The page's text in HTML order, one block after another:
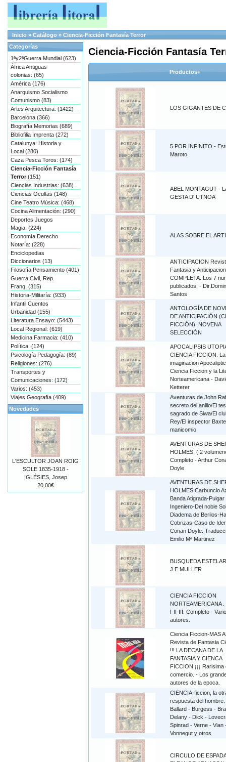
Inicio » Catálogo » Ciencia-Ficción Fantasía Terror
Ciencia-Ficción Fantasía
Productos+
LOS GIGANTES DE
5 POR INFINITO -
Maroto
ABEL MONTAGUT -
GESTA D' UTNOA
ALAS SOBRE EL
ANTICIPACION
Fantasia y
COMPLETA. Los 7
publicados. -
Santos
ANTOLOGÍA DE
DE ANTICIPACIÓN
FICCIÓN). NOVENA
SELECCIÓN
APOCALIPSIS
CIENCIA FICCION. La
imaginacion
Ciencia Ficcion y la
Norteamericana -
Ketterer
Aventuras de John
secreto del anillo/El
sagrado de Siwa/El
Rey/El inspector
manicomio.
AVENTURAS DE
HOLMES. ( 2
Completo - Arthur
Doyle
AVENTURAS DE
HOLMES:Carbuncio
Banda Atigrada-Pulgar
Ingeniero-Del noble
Diadema de Berilos-
Cobrizas-Caso de
Conan Doyle.
Emilio Mª Martinez
BUSQUEDA
J.E.MULLER
CIENCIA FICCION
NORTEAMERICANA .
I-II-III. Completo -
autores.
Ciencia Ficcion-MAS
Revista de Fantasia
!!! LA DECANA DE LA
FANTASIA Y CIENCA
FICCION ¡¡¡ Rarisima
comercio. - Los
autores de la epoca.
CIENCIA-ficcion, la
respuesta del hombre.
Ballard - Burgess -
Delany - Dick -
Spinrad - Verne - Vian
Vonnegut y otros
CIRCULO DE
Categorías
1ªy2ªGuerra Mundial (623)
África Antiguas
colonias: (65)
América (176)
Anarquismo Socialismo
Comunismo (83)
Artes Arquitectura: (1422)
Barcelona (366)
Biografía Memorias (689)
Bibliofilia Imprenta (272)
Catalunya: Historia y
Local (280)
Caza Pesca Toros: (174)
Ciencia-Ficción Fantasía
Terror (151)
Ciencias Industrias: (638)
Ciencias Ocultas (148)
Cine Teatro Música: (468)
Cocina Alimentación: (290)
Deportes Juegos
Magia: (224)
Economía Derecho
Notaría: (228)
Enciclopedias
Diccionarios (13)
Filosofía Pensamiento (401)
Guerra Civil, Rep.
Franq. (315)
Historia-Militaría: (933)
Infantil Cuentos
Urbanidad (155)
Literatura Ensayo: (5443)
Local Regional: (619)
Medicina Farmacia: (410)
Política: (124)
Psicología Pedagogía: (89)
Religiones: (276)
Transportes y
Comunicaciones: (172)
Varios: (453)
Viajes Geografía (409)
Novedades
L'ESCULTOR JOAN ROIG
SOLE 1835-1918 -
IGLÉSIES, Josep
20,00€